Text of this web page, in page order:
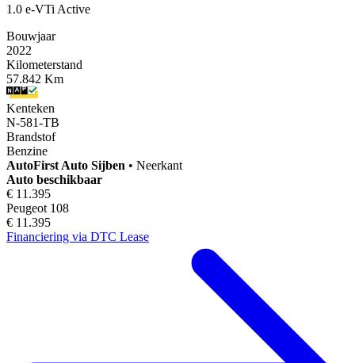
1.0 e-VTi Active
Bouwjaar
2022
Kilometerstand
57.842 Km
Kenteken
N-581-TB
Brandstof
Benzine
AutoFirst Auto Sijben • Neerkant
Auto beschikbaar
€ 11.395
Peugeot 108
€ 11.395
Financiering via DTC Lease